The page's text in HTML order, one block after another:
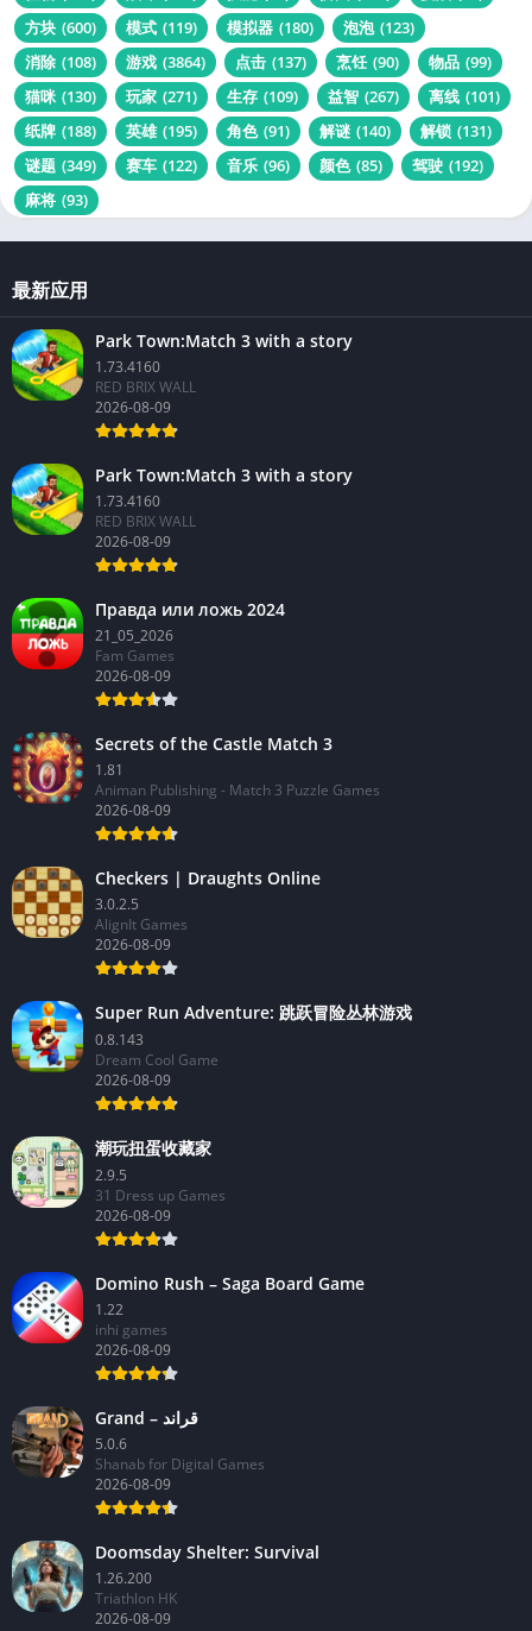
方块 (600) 模式 (119) 模拟器 (180) 泡泡 (123)
消除 (108) 游戏 (3864) 点击 (137) 烹饪 (90) 物品 (99)
猫咪 (130) 玩家 (271) 生存 (109) 益智 (267) 离线 (101)
纸牌 (188) 英雄 (195) 角色 (91) 解谜 (140) 解锁 (131)
谜题 (349) 赛车 (122) 音乐 (96) 颜色 (85) 驾驶 (192)
麻将 (93)
最新应用
Park Town:Match 3 with a story
1.73.4160
RED BRIX WALL
2026-08-09
Park Town:Match 3 with a story
1.73.4160
RED BRIX WALL
2026-08-09
Правда или ложь 2024
21_05_2026
Fam Games
2026-08-09
Secrets of the Castle Match 3
1.81
Animan Publishing - Match 3 Puzzle Games
2026-08-09
Checkers | Draughts Online
3.0.2.5
AlignIt Games
2026-08-09
Super Run Adventure: 跳跃冒险丛林游戏
0.8.143
Dream Cool Game
2026-08-09
潮玩扭蛋收藏家
2.9.5
31 Dress up Games
2026-08-09
Domino Rush – Saga Board Game
1.22
inhi games
2026-08-09
Grand – قراند
5.0.6
Shanab for Digital Games
2026-08-09
Doomsday Shelter: Survival
1.26.200
Triathlon HK
2026-08-09